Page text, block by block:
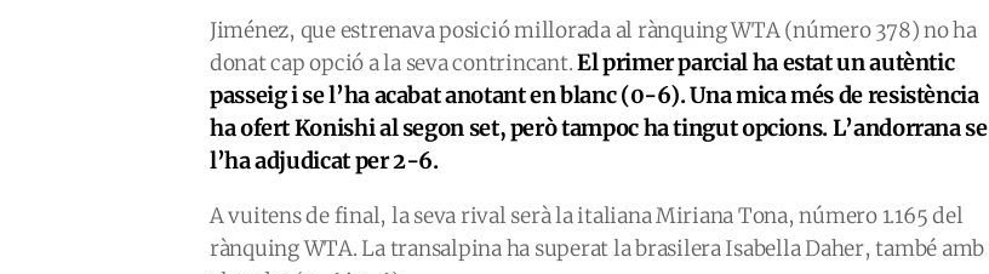
Jiménez, que estrenava posició millorada al rànquing WTA (número 378) no ha
donat cap opció a la seva contrincant.El primer parcial ha estat un autèntic
passeig i se l’ha acabat anotant en blanc (0-6). Una mica més de resistència
ha ofert Konishi al segon set, però tampoc ha tingut opcions. L’andorrana se
l’ha adjudicat per 2-6.
A vuitens de final, la seva rival serà la italiana Miriana Tona, número 1.165 del
rànquing WTA. La transalpina ha superat la brasilera Isabella Daher, també amb